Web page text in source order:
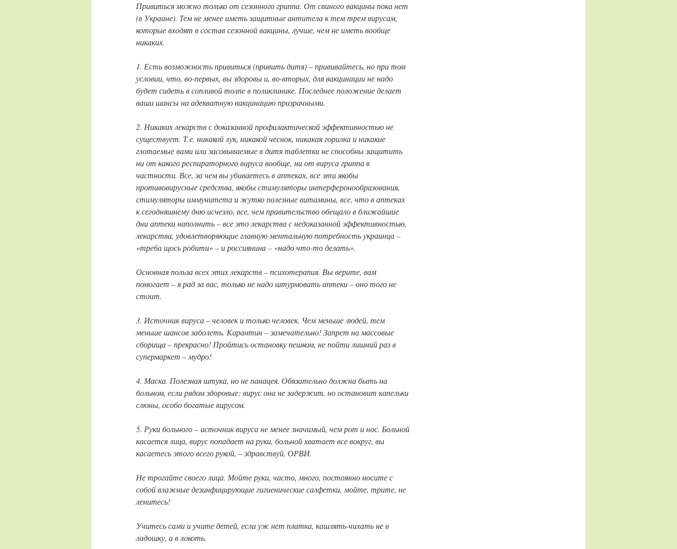
Привиться можно только от сезонного гриппа. От свиного вакцины пока нет
(в Украине). Тем не менее иметь защитные антитела к тем трем вирусам,
которые входят в состав сезонной вакцины, лучше, чем не иметь вообще
никаких.
1. Есть возможность привиться (привить дитя) – прививайтесь, но при том
условии, что, во-первых, вы здоровы и, во-вторых, для вакцинации не надо
будет сидеть в сопливой толпе в поликлинике. Последнее положение делает
ваши шансы на адекватную вакцинацию призрачными.
2. Никаких лекарств с доказанной профилактической эффективностью не
существует. Т.е. никакой лук, никакой чеснок, никакая горилка и никакие
глотаемые вами или засовываемые в дитя таблетки не способны защитить
ни от какого респираторного вируса вообще, ни от вируса гриппа в
частности. Все, за чем вы убиваетесь в аптеках, все эти якобы
противовирусные средства, якобы стимуляторы интерферонообразования,
стимуляторы иммунитета и жутко полезные витамины, все, что в аптеках
к сегодняшнему дню исчезло, все, чем правительство обещало в ближайшие
дни аптеки наполнить – все это лекарства с недоказанной эффективностью,
лекарства, удовлетворяющие главную ментальную потребность украинца –
«треба щось робити» – и россиянина – «надо что-то делать».
Основная польза всех этих лекарств – психотерапия. Вы верите, вам
помогает – я рад за вас, только не надо штурмовать аптеки – оно того не
стоит.
3. Источник вируса – человек и только человек. Чем меньше людей, тем
меньше шансов заболеть. Карантин – замечательно! Запрет на массовые
сборища – прекрасно! Пройтись остановку пешком, не пойти лишний раз в
супермаркет – мудро!
4. Маска. Полезная штука, но не панацея. Обязательно должна быть на
больном, если рядом здоровые: вирус она не задержит, но остановит капельки
слюны, особо богатые вирусом.
5. Руки больного – источник вируса не менее значимый, чем рот и нос. Больной
касается лица, вирус попадает на руки, больной хватает все вокруг, вы
касаетесь этого всего рукой, – здравствуй, ОРВИ.
Не трогайте своего лица. Мойте руки, часто, много, постоянно носите с
собой влажные дезинфицирующие гигиенические салфетки, мойте, трите, не
ленитесь!
Учитесь сами и учите детей, если уж нет платка, кашлять-чихать не в
ладошку, а в локоть.